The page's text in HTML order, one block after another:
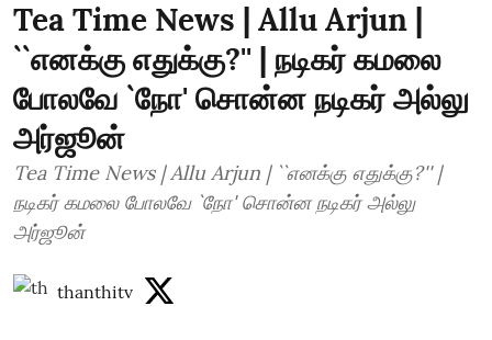
Tea Time News | Allu Arjun |
``எனக்கு எதுக்கு?'' | நடிகர் கமலை
போலவே `நோ' சொன்ன நடிகர் அல்லு
அர்ஜூன்
Tea Time News | Allu Arjun | ``எனக்கு எதுக்கு?'' |
நடிகர் கமலை போலவே `நோ' சொன்ன நடிகர் அல்லு
அர்ஜூன்
thanthitv